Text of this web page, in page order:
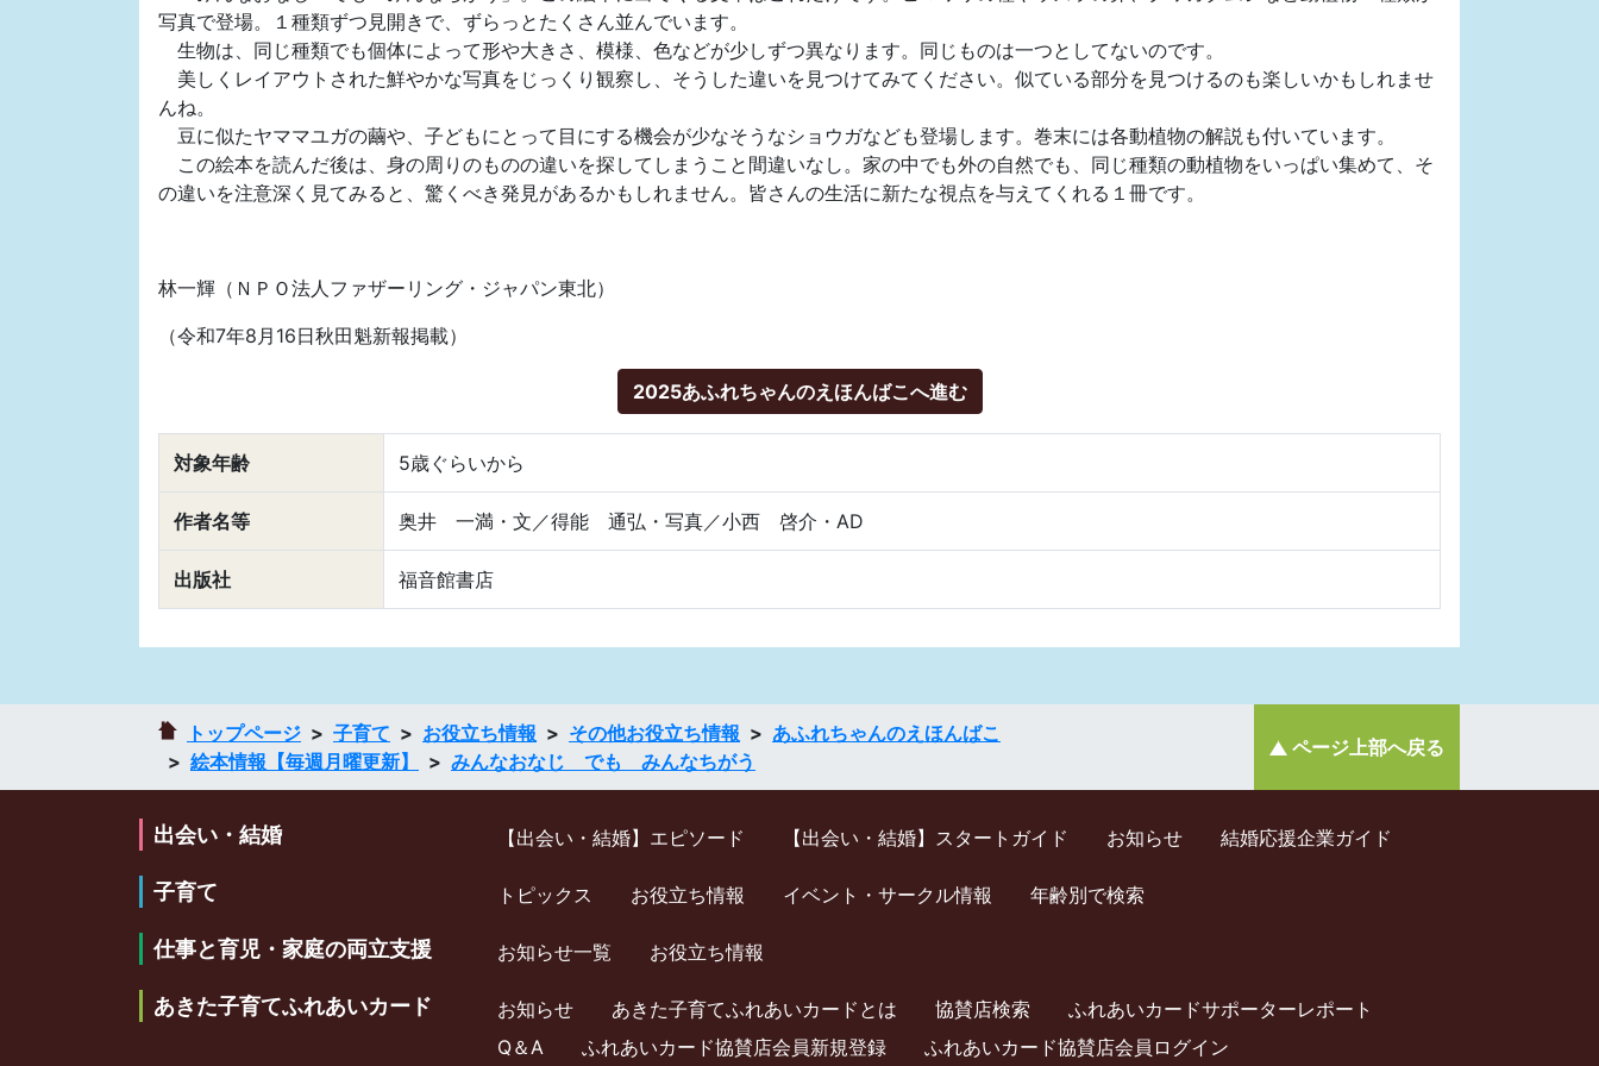
写真で登場。１種類ずつ見開きで、ずらっとたくさん並んでいます。
生物は、同じ種類でも個体によって形や大きさ、模様、色などが少しずつ異なります。同じものは一つとしてないのです。
美しくレイアウトされた鮮やかな写真をじっくり観察し、そうした違いを見つけてみてください。似ている部分を見つけるのも楽しいかもしれませ
んね。
豆に似たヤママユガの繭や、子どもにとって目にする機会が少なそうなショウガなども登場します。巻末には各動植物の解説も付いています。
この絵本を読んだ後は、身の周りのものの違いを探してしまうこと間違いなし。家の中でも外の自然でも、同じ種類の動植物をいっぱい集めて、そ
の違いを注意深く見てみると、驚くべき発見があるかもしれません。皆さんの生活に新たな視点を与えてくれる１冊です。
林一輝（ＮＰＯ法人ファザーリング・ジャパン東北）
（令和7年8月16日秋田魁新報掲載）
2025あふれちゃんのえほんばこへ進む
対象年齢 5歳ぐらいから
作者名等 奥井 一満・文／得能 通弘・写真／小西 啓介・AD
出版社 福音館書店
トップページ 子育て お役立ち情報 その他お役立ち情報
あふれちゃんのえほんばこ
絵本情報【毎週月曜更新】
みんなおなじ でも みんなちがう
ページ上部へ戻る
出会い・結婚 【出会い・結婚】エピソード 【出会い・結婚】スタートガイド お知らせ 結婚応援企業ガイド
子育て トピックス お役立ち情報 イベント・サークル情報 年齢別で検索
仕事と育児・家庭の両立支援 お知らせ一覧 お役立ち情報
あきた子育てふれあいカード お知らせ あきた子育てふれあいカードとは 協賛店検索
ふれあいカードサポーターレポート
Q＆A
ふれあいカード協賛店会員新規登録 ふれあいカード協賛店会員ログイン